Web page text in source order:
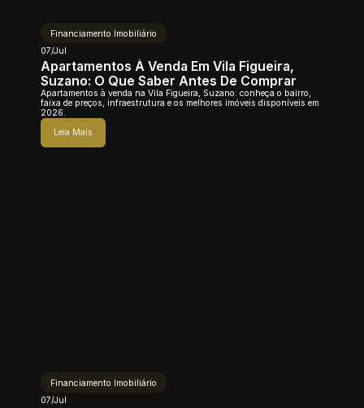
Financiamento Imobiliário
07/Jul
Apartamentos À Venda Em Vila Figueira,
Suzano: O Que Saber Antes De Comprar
Apartamentos à venda na Vila Figueira, Suzano: conheça o bairro,
faixa de preços, infraestrutura e os melhores imóveis disponíveis em
2026.
Leia Mais
Financiamento Imobiliário
07/Jul